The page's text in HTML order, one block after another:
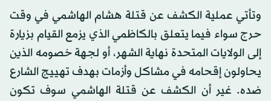
وتأتي عملية الكشف عن قتلة هشام الهاشمي في وقت
حرج سواء فيما يتعلق بالكاظمي الذي يزمع القيام بزيارة
إلى الولايات المتحدة نهاية الشهر، أو لجهة خصومه الذين
يحاولون إقحامه في مشاكل وأزمات بهدف تهييج الشارع
ضده. غير أن الكشف عن قتلة الهاشمي سوف تكون